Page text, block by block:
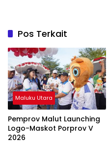
Pos Terkait
Maluku Utara
Pemprov Malut Launching
Logo-Maskot Porprov V
2026